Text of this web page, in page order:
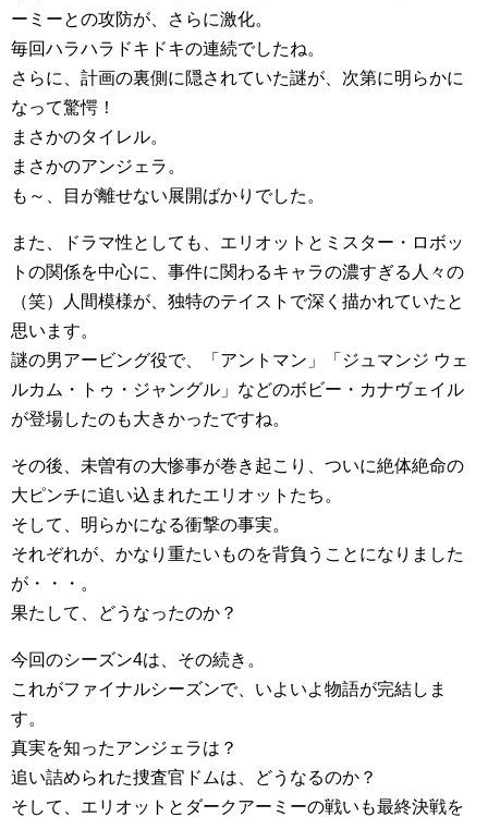
ーミーとの攻防が、さらに激化。
毎回ハラハラドキドキの連続でしたね。
さらに、計画の裏側に隠されていた謎が、次第に明らかに
なって驚愕！
まさかのタイレル。
まさかのアンジェラ。
も～、目が離せない展開ばかりでした。
また、ドラマ性としても、エリオットとミスター・ロボッ
トの関係を中心に、事件に関わるキャラの濃すぎる人々の
（笑）人間模様が、独特のテイストで深く描かれていたと
思います。
謎の男アービング役で、「アントマン」「ジュマンジ ウェ
ルカム・トゥ・ジャングル」などのボビー・カナヴェイル
が登場したのも大きかったですね。
その後、未曽有の大惨事が巻き起こり、ついに絶体絶命の
大ピンチに追い込まれたエリオットたち。
そして、明らかになる衝撃の事実。
それぞれが、かなり重たいものを背負うことになりました
が・・・。
果たして、どうなったのか？
今回のシーズン4は、その続き。
これがファイナルシーズンで、いよいよ物語が完結しま
す。
真実を知ったアンジェラは？
追い詰められた捜査官ドムは、どうなるのか？
そして、エリオットとダークアーミーの戦いも最終決戦を